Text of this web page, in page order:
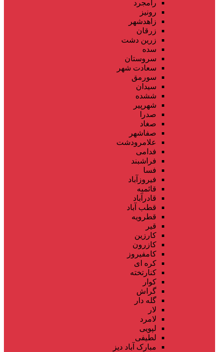
رامجرد
رونیز
زاهدشهر
زرقان
زرین دشت
سده
سروستان
سعادت شهر
سورمق
سیدان
ششده
شهرپیر
صدرا
صغاد
صفاشهر
علامرودشت
فدامی
فراشبند
فسا
فیروزآباد
قائمیه
قادرآباد
قطب آباد
قطرویه
قیر
کارزین
کازرون
کامفیروز
کره ای
کنارتخته
کوار
گراش
گله دار
لار
لامرد
لپویی
لطیفی
مبارک آباد دیز